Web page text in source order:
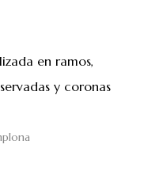
en ramos,
y coronas